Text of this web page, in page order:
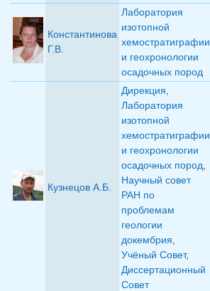
Константинова
Г.В.
Лаборатория
изотопной
хемостратиграфии
и геохронологии
осадочных пород
Кузнецов А.Б.
Дирекция
Лаборатория
изотопной
хемостратиграфии
и геохронологии
осадочных пород
Научный совет
РАН по
проблемам
геологии
докембрия
Учёный Совет,
Диссертационный
Совет